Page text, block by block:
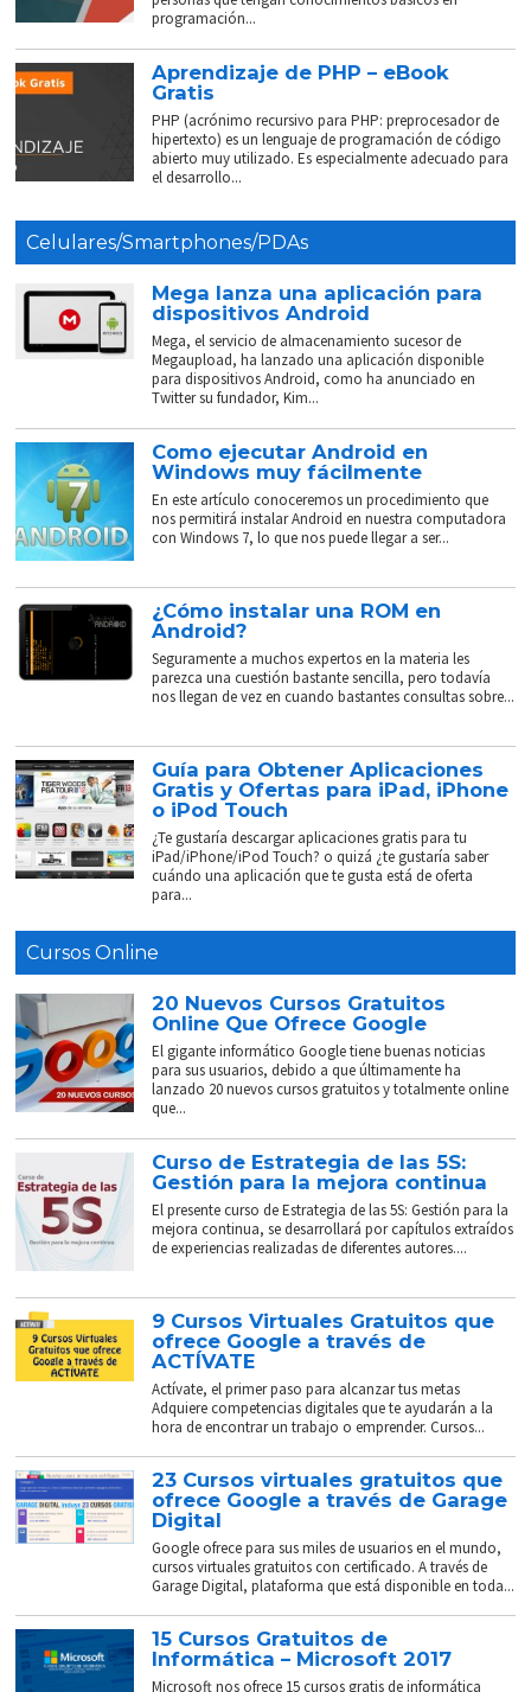
programación...
Aprendizaje de PHP – eBook
Gratis
PHP (acrónimo recursivo para PHP: preprocesador de
hipertexto) es un lenguaje de programación de código
abierto muy utilizado. Es especialmente adecuado para
el desarrollo...
Celulares/Smartphones/PDAs
Mega lanza una aplicación para
dispositivos Android
Mega, el servicio de almacenamiento sucesor de
Megaupload, ha lanzado una aplicación disponible
para dispositivos Android, como ha anunciado en
Twitter su fundador, Kim...
Como ejecutar Android en
Windows muy fácilmente
En este artículo conoceremos un procedimiento que
nos permitirá instalar Android en nuestra computadora
con Windows 7, lo que nos puede llegar a ser...
¿Cómo instalar una ROM en
Android?
Seguramente a muchos expertos en la materia les
parezca una cuestión bastante sencilla, pero todavía
nos llegan de vez en cuando bastantes consultas sobre...
Guía para Obtener Aplicaciones
Gratis y Ofertas para iPad, iPhone
o iPod Touch
¿Te gustaría descargar aplicaciones gratis para tu
iPad/iPhone/iPod Touch? o quizá ¿te gustaría saber
cuándo una aplicación que te gusta está de oferta
para...
Cursos Online
20 Nuevos Cursos Gratuitos
Online Que Ofrece Google
El gigante informático Google tiene buenas noticias
para sus usuarios, debido a que últimamente ha
lanzado 20 nuevos cursos gratuitos y totalmente online
que...
Curso de Estrategia de las 5S:
Gestión para la mejora continua
El presente curso de Estrategia de las 5S: Gestión para la
mejora continua, se desarrollará por capítulos extraídos
de experiencias realizadas de diferentes autores....
9 Cursos Virtuales Gratuitos que
ofrece Google a través de
ACTÍVATE
Actívate, el primer paso para alcanzar tus metas
Adquiere competencias digitales que te ayudarán a la
hora de encontrar un trabajo o emprender. Cursos...
23 Cursos virtuales gratuitos que
ofrece Google a través de Garage
Digital
Google ofrece para sus miles de usuarios en el mundo,
cursos virtuales gratuitos con certificado. A través de
Garage Digital, plataforma que está disponible en toda...
15 Cursos Gratuitos de
Informática – Microsoft 2017
Microsoft nos ofrece 15 cursos gratis de informática